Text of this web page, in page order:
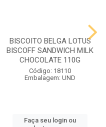
BISCOITO BELGA LOTUS
BISCOFF SANDWICH MILK
CHOCOLATE 110G
Código: 18110
Embalagem: UND
Faça seu login ou